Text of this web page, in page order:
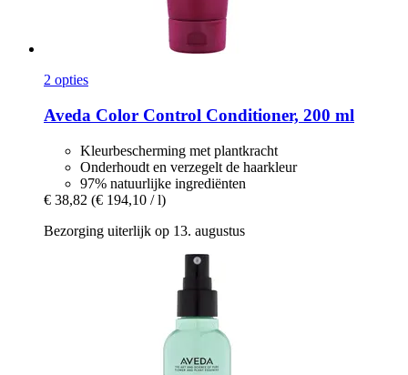
2 opties
Aveda Color Control Conditioner, 200 ml
Kleurbescherming met plantkracht
Onderhoudt en verzegelt de haarkleur
97% natuurlijke ingrediënten
€ 38,82 (€ 194,10 / l)
Bezorging uiterlijk op 13. augustus